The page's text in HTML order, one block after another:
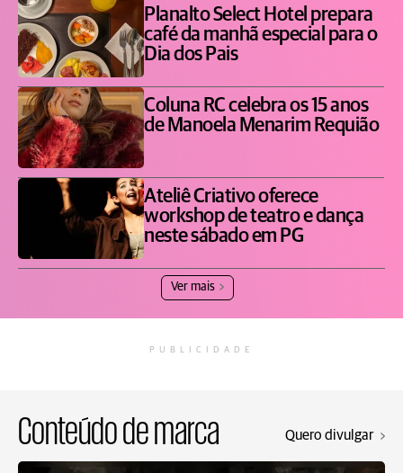
Planalto Select Hotel prepara
café da manhã especial para o
Dia dos Pais
Coluna RC celebra os 15 anos
de Manoela Menarim Requião
Ateliê Criativo oferece
workshop de teatro e dança
neste sábado em PG
Ver mais
PUBLICIDADE
Conteúdo de marca Quero divulgar